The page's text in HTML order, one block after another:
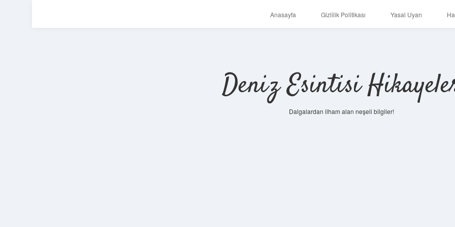
Anasayfa Gizlilik Politikası Yasal Uyarı
Deniz Esintisi
Dalgalardan ilham alan neşeli bilgiler!